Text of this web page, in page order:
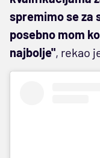
spremimo se za
posebno mom
najbolje", rekao